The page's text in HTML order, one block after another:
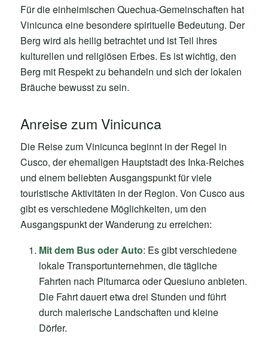
Für die einheimischen Quechua-Gemeinschaften hat
Vinicunca eine besondere spirituelle Bedeutung. Der
Berg wird als heilig betrachtet und ist Teil ihres
kulturellen und religiösen Erbes. Es ist wichtig, den
Berg mit Respekt zu behandeln und sich der lokalen
Bräuche bewusst zu sein.
Anreise zum Vinicunca
Die Reise zum Vinicunca beginnt in der Regel in
Cusco, der ehemaligen Hauptstadt des Inka-Reiches
und einem beliebten Ausgangspunkt für viele
touristische Aktivitäten in der Region. Von Cusco aus
gibt es verschiedene Möglichkeiten, um den
Ausgangspunkt der Wanderung zu erreichen:
Mit dem Bus oder Auto: Es gibt verschiedene
lokale Transportunternehmen, die tägliche
Fahrten nach Pitumarca oder Quesiuno anbieten.
Die Fahrt dauert etwa drei Stunden und führt
durch malerische Landschaften und kleine
Dörfer.